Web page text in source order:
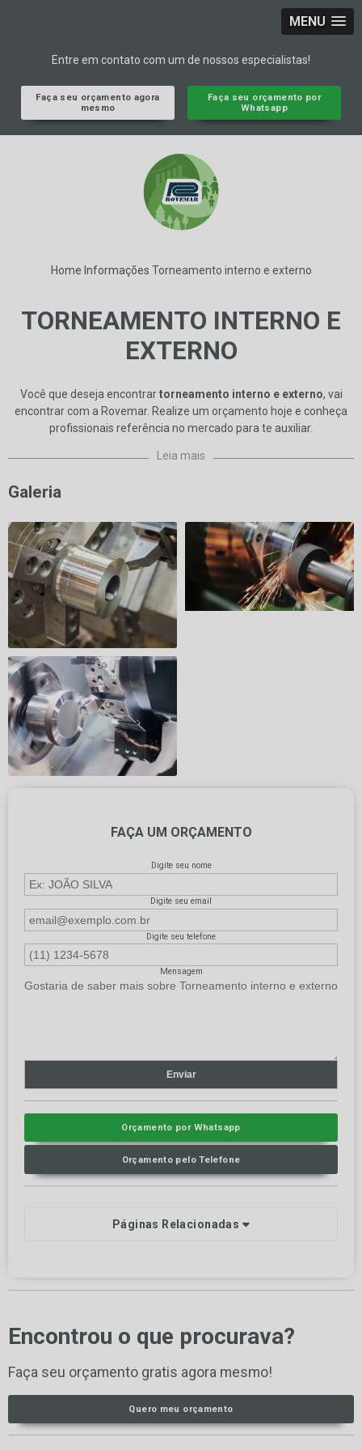
MENU
Entre em contato com um de nossos especialistas!
Faça seu orçamento agora
mesmo
Faça seu orçamento por
Whatsapp
Home Informações Torneamento interno e externo
TORNEAMENTO INTERNO E
EXTERNO
Você que deseja encontrartorneamento interno e externo, vai
encontrar com a Rovemar. Realize um orçamento hoje e conheça
profissionais referência no mercado para te auxiliar.
Leia mais
Galeria
FAÇA UM ORÇAMENTO
Digite seu nome
Digite seu email
Digite seu telefone
Mensagem
Orçamento por Whatsapp
Orçamento pelo Telefone
Páginas Relacionadas
Encontrou o que procurava?
Faça seu orçamento gratis agora mesmo!
Quero meu orçamento